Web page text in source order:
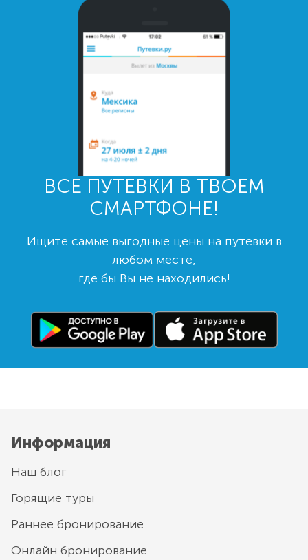
ВСЕ ПУТЕВКИ В ТВОЕМ
СМАРТФОНЕ!
Ищите самые выгодные цены на путевки в
любом месте,
где бы Вы не находились!
Информация
Наш блог
Горящие туры
Раннее бронирование
Онлайн бронирование